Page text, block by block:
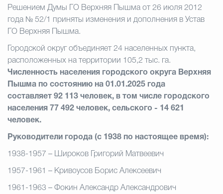
Решением Думы ГО Верхняя Пышма от 26 июля 2012
года № 52/1 приняты изменения и дополнения в Устав
ГО Верхняя Пышма.
Городской округ объединяет 24 населенных пункта,
расположенных на территории 105,2 тыс. га.
Численность населения городского округа Верхняя
Пышма по состоянию на 01.01.2025 года
составляет 92 113 человек, в том числе городского
населения 77 492 человек, сельского - 14 621
человек.
Руководители города (с 1938 по настоящее время):
1938-1957 – Широков Григорий Матвеевич
1957-1961 – Кривоусов Борис Алексеевич
1961-1963 – Фокин Александр Александрович